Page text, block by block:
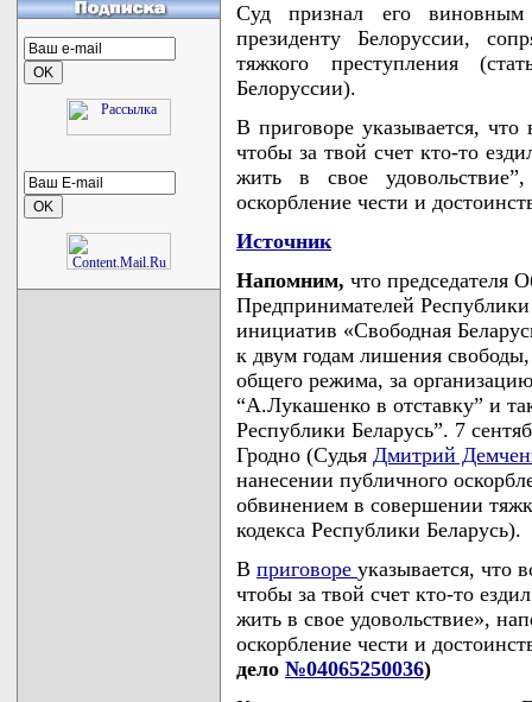
Суд признал его виновным
президенту Белоруссии,
тяжкого преступления
Белоруссии).
В приговоре указывается,
чтобы за твой счет кто-то
жить в свое
оскорбление чести и
Источник
Напомним, что председателя
Предпринимателей
инициатив «Свободная
к двум годам лишения
общего режима, за
“А.Лукашенко в отставку” и
Республики Беларусь”. 7
Гродно (Судья Дмитрий
нанесении публичного
обвинением в совершении
кодекса Республики Беларусь).
В приговоре указывается, что
чтобы за твой счет кто-то
жить в свое удовольствие»,
оскорбление чести и
дело №04065250036)